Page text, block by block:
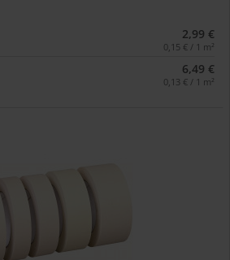
2,99 €
0,15 € / 1 m²
6,49 €
0,13 € / 1 m²